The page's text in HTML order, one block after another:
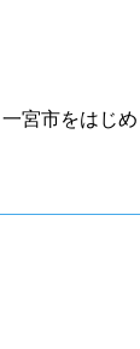
宮市をは